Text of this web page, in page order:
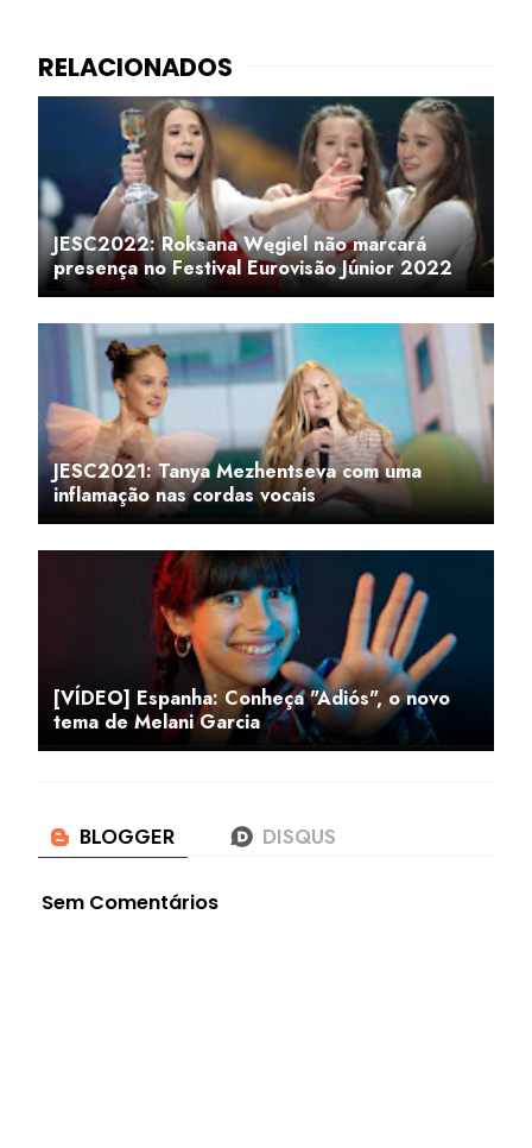
JESC2022: Roksana Węgiel não marcará
presença no Festival Eurovisão Júnior 2022
JESC2021: Tanya Mezhentseva com uma
inflamação nas cordas vocais
[VÍDEO] Espanha: Conheça "Adiós", o novo
tema de Melani Garcia
Sem Comentários